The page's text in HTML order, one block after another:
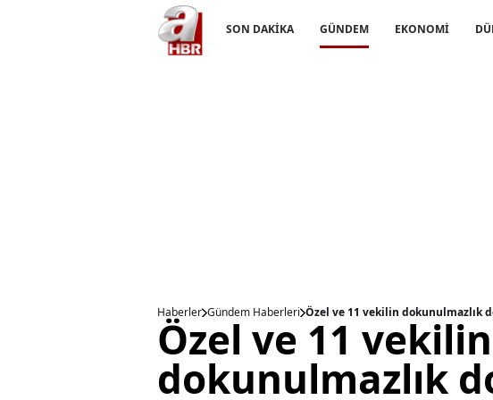
SON DAKİKA GÜNDEM EKONOMİ
Haberler Gündem Haberleri Özel ve 11 vekilin dokunulmazlık
Özel ve 11 vekilin
dokunulmazlık